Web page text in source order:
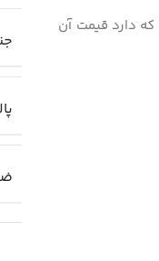
دارد قیمت آن